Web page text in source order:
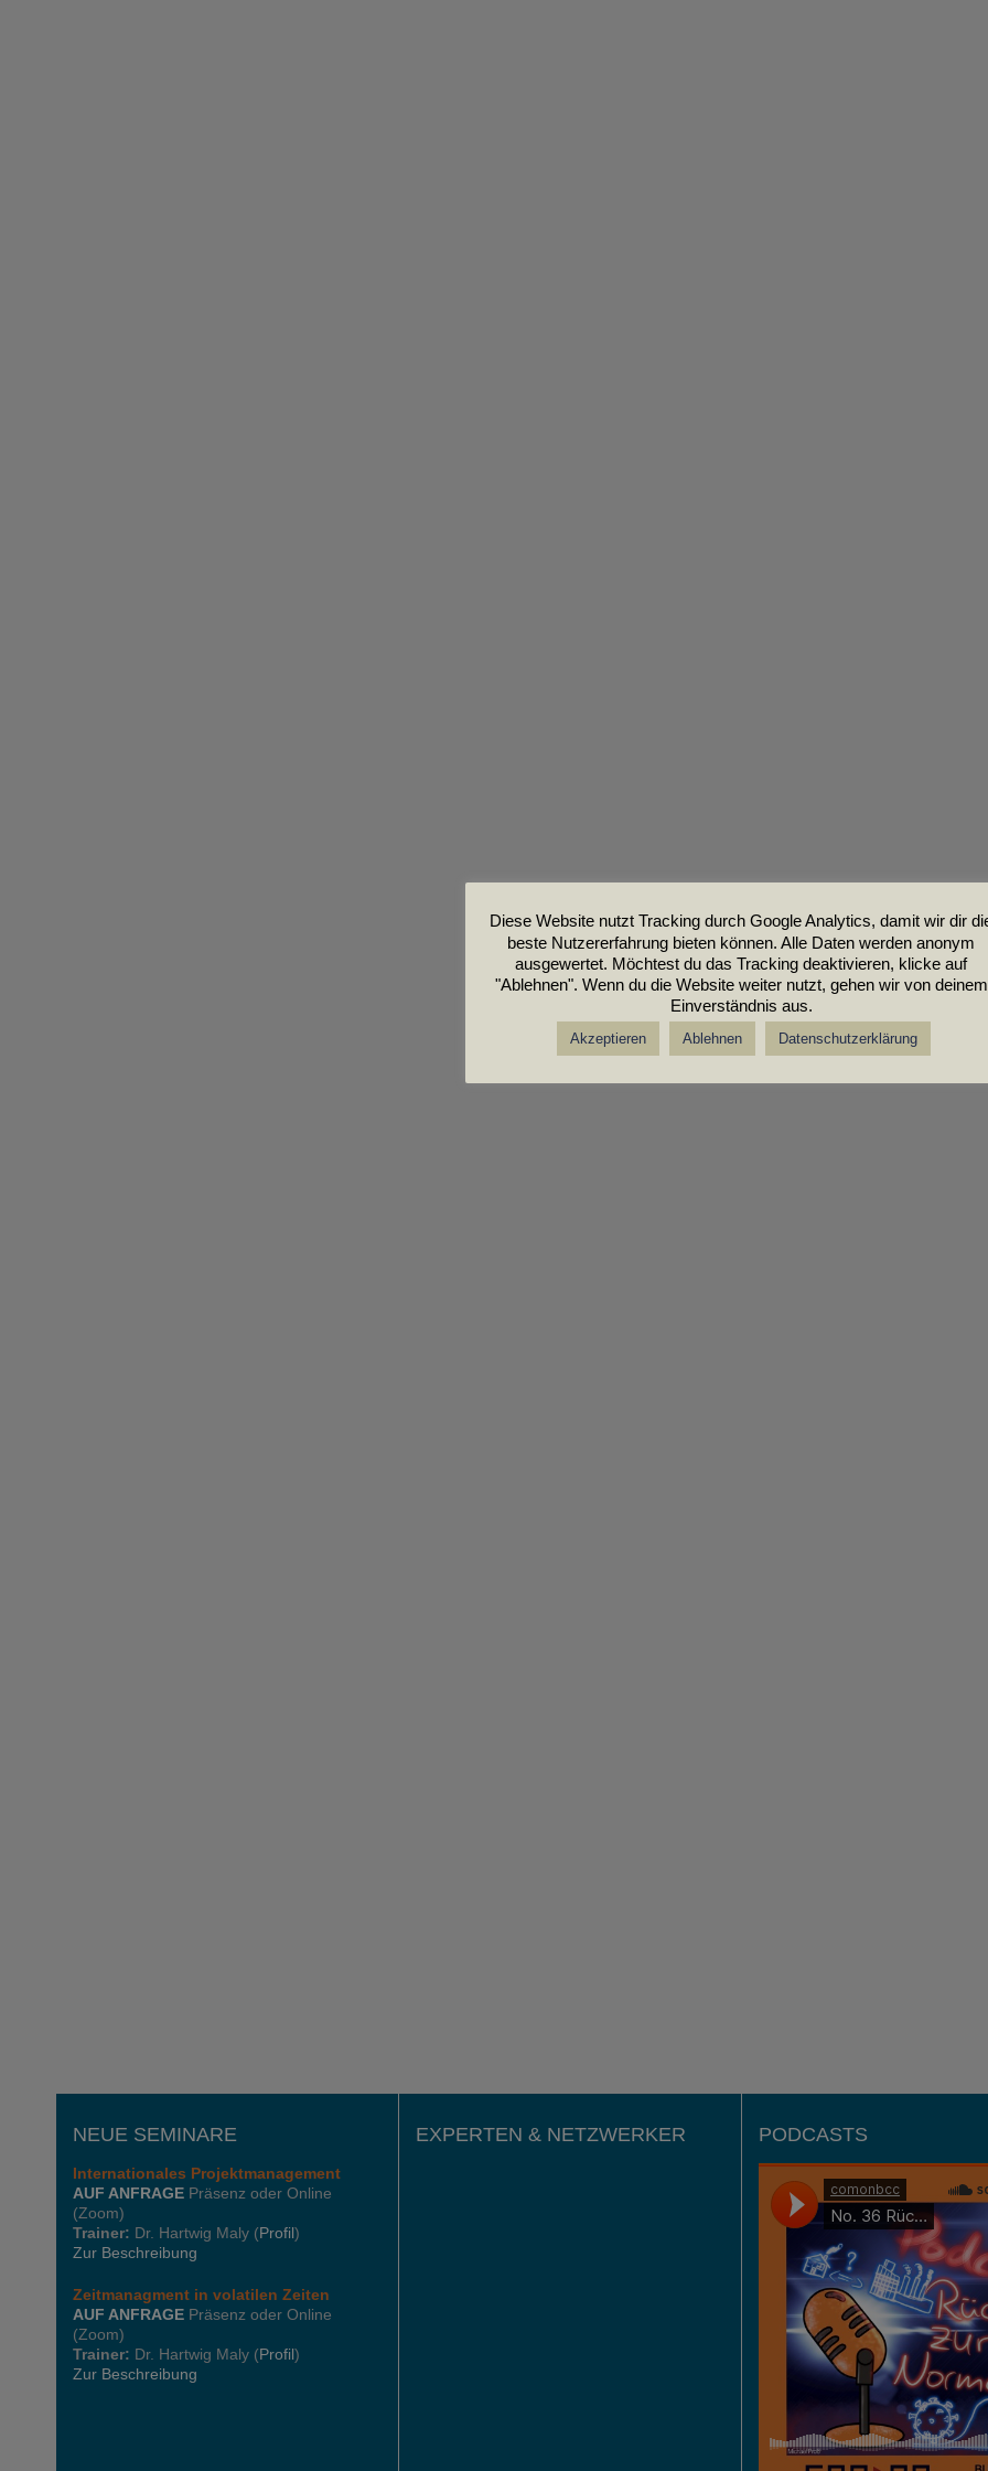
NEUE SEMINARE
Internationales Projektmanagement
AUF ANFRAGEPräsenz oder Online
(Zoom)
Trainer: Dr. Hartwig Maly (Profil)
Zur Beschreibung
Zeitmanagment in volatilen Zeiten
AUF ANFRAGEPräsenz oder Online
(Zoom)
Trainer: Dr. Hartwig Maly (Profil)
Zur Beschreibung
EXPERTEN & NETZWERKER PODCASTS
Diese Website nutzt Tracking durch Google Analytics, damit wir dir
beste Nutzererfahrung bieten können. Alle Daten werden anonym
ausgewertet. Möchtest du das Tracking deaktivieren, klicke auf
"Ablehnen". Wenn du die Website weiter nutzt, gehen wir von deinem
Einverständnis aus.
Akzeptieren Ablehnen Datenschutzerklärung